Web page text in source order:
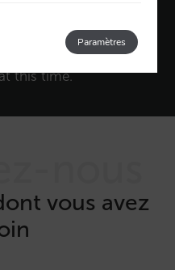
this time.
vous avez
Paramètres